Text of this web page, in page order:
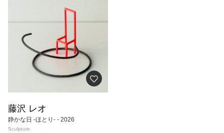
藤沢 レオ
静かな日 -ほとり- - 2026
Sculpture